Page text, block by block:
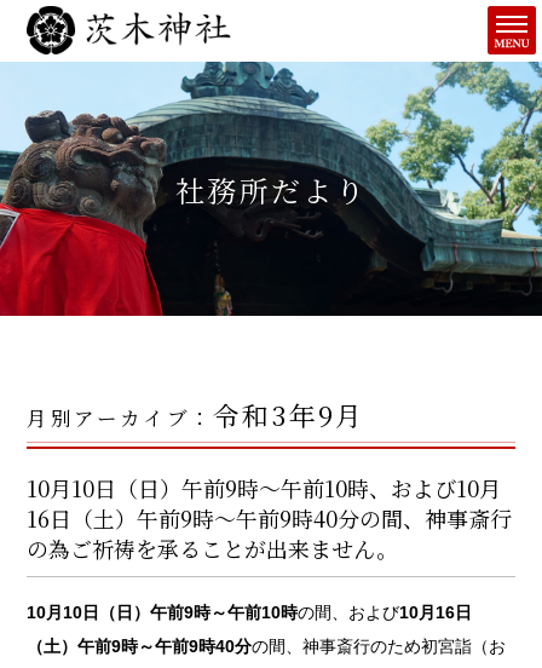
社務所だより
月別アーカイブ： 令和3年9月
10月10日（日）午前9時～午前10時、および10月
16日（土）午前9時～午前9時40分の間、神事斎行
の為ご祈祷を承ることが出来ません。
10月10日（日）午前9時～午前10時の間、および10月16日
（土）午前9時～午前9時40分の間、神事斎行のため初宮詣（お